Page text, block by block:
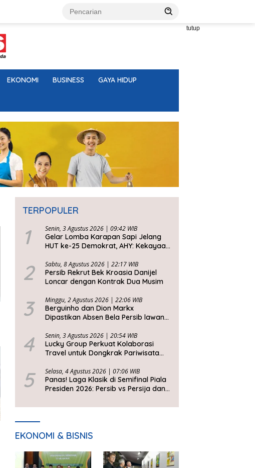
tutup
EKONOMI BUSINESS GAYA HIDUP
TERPOPULER
1 Senin, 3 Agustus 2026 | 09:42 WIB
Gelar Lomba Karapan Sapi Jelang
HUT ke-25 Demokrat, AHY: Kekayaan
Diwariskan
2 Sabtu, 8 Agustus 2026 | 22:17 WIB
Persib Rekrut Bek Kroasia Danijel
Loncar dengan Kontrak Dua Musim
3 Minggu, 2 Agustus 2026 | 22:06 WIB
Berguinho dan Dion Markx
Dipastikan Absen Bela Persib lawan
2026
4 Senin, 3 Agustus 2026 | 20:54 WIB
Lucky Group Perkuat Kolaborasi
Travel untuk Dongkrak Pariwisata
5 Selasa, 4 Agustus 2026 | 07:06 WIB
Panas! Laga Klasik di Semifinal Piala
Presiden 2026: Persib vs Persija dan
EKONOMI & BISNIS